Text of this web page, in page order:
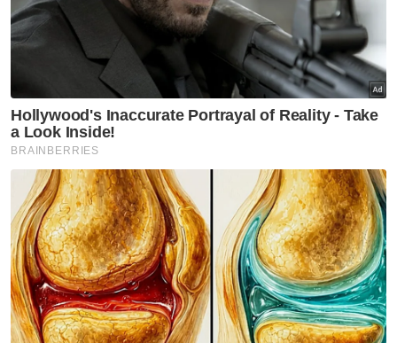
Masuk | Daftar VPoints:0
Bir Seludup
Artikel Disyorkan
Sabah Sarawak
Tiada kes culik tebusan enam
tahun, pencapaian
keselamatan Sabah